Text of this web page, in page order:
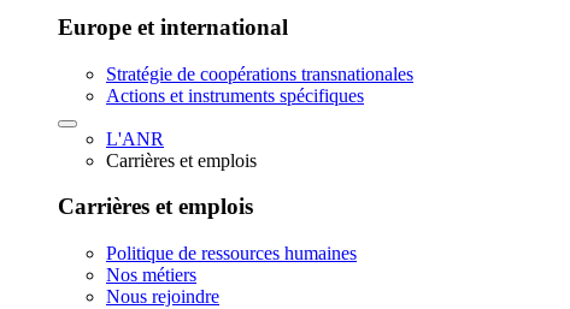
Europe et international
Stratégie de coopérations transnationales
Actions et instruments spécifiques
L'ANR
Carrières et emplois
Carrières et emplois
Politique de ressources humaines
Nos métiers
Nous rejoindre